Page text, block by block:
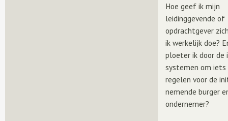
Hoe geef ik mijn
leidinggevende of
opdrachtgever
ik werkelijk doe?
ploeter ik door de
systemen om
regelen voor de
nemende burger
ondernemer?